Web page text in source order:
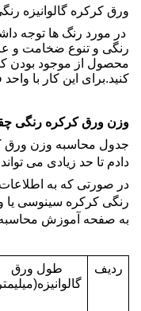
ورق کرکره گالوانیزه
در مورد رنگ ها توجه
رنگی و تنوع ضخامت و
محصول از موجود بودن
کنید.برای این کار با
وزن ورق کرکره رنگی
جدول محاسبه وزن ورق
دادم تا حد زیادی می
در صورتی که به
رنگی کرکره سینوسی یا
به صفحه آموزش
ردیف
طول ورق